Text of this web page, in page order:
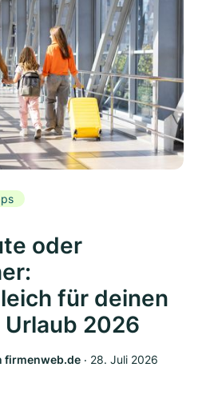
oder
für deinen
2026
firmenweb.de ‧ 28. Juli 2026